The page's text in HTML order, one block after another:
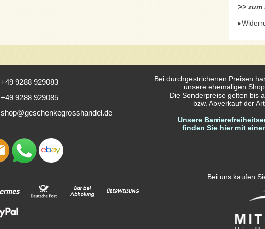
>>
+49 9288 929083
+49 9288 929085
shop@geschenkegrosshandel.de
Bei durchgestrichenen Preisen
unsere ehemaligen
Die Sonderpreise gelten bis
bzw. Abverkauf der
Unsere
finden Sie hier mit
Bei uns kaufen